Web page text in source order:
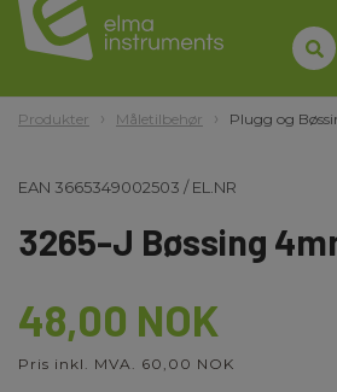
Produkter Måletilbehør Plugg og
EAN 3665349002503 /EL.NR
3265-J Bøssing
48,00 NOK
Pris inkl. MVA. 60,00 NOK